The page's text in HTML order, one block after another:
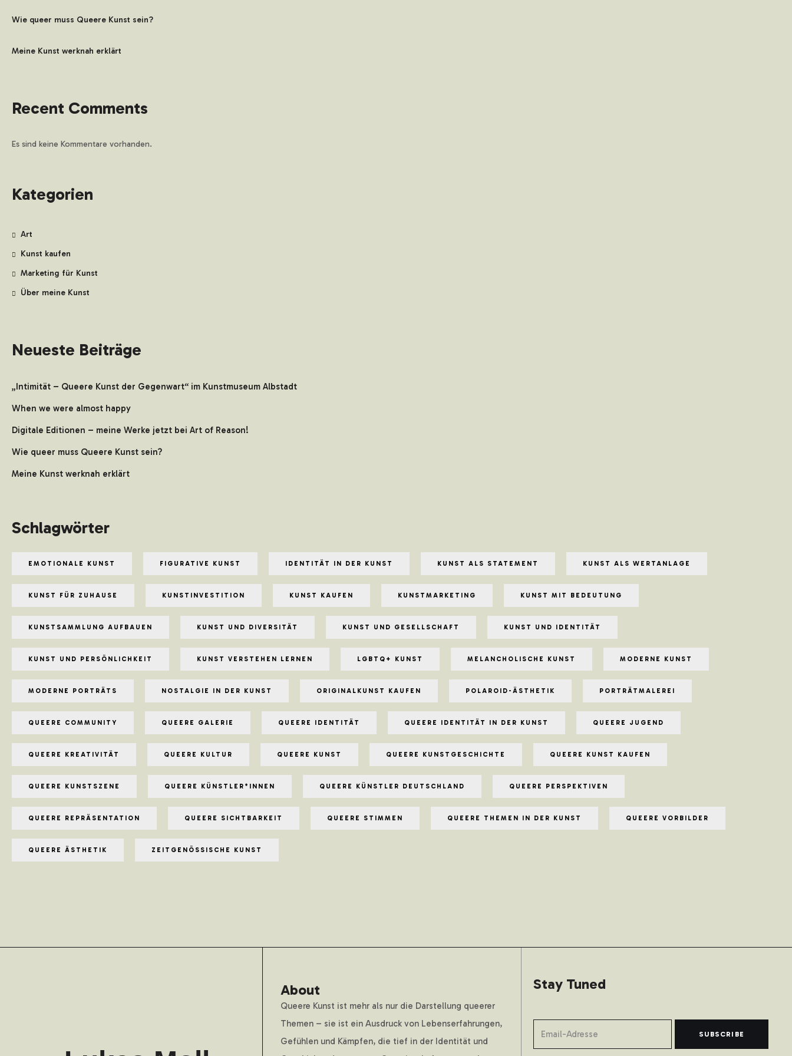
Wie queer muss Queere Kunst sein?
Meine Kunst werknah erklärt
Recent Comments
Es sind keine Kommentare vorhanden.
Kategorien
Art
Kunst kaufen
Marketing für Kunst
Über meine Kunst
Neueste Beiträge
„Intimität – Queere Kunst der Gegenwart“ im Kunstmuseum Albstadt
When we were almost happy
Digitale Editionen – meine Werke jetzt bei Art of Reason!
Wie queer muss Queere Kunst sein?
Meine Kunst werknah erklärt
Schlagwörter
EMOTIONALE KUNST FIGURATIVE KUNST IDENTITÄT IN DER KUNST KUNST ALS STATEMENT KUNST ALS WERTANLAGE
KUNST FÜR ZUHAUSE KUNSTINVESTITION KUNST KAUFEN KUNSTMARKETING KUNST MIT BEDEUTUNG
KUNSTSAMMLUNG AUFBAUEN KUNST UND DIVERSITÄT KUNST UND GESELLSCHAFT KUNST UND IDENTITÄT
KUNST UND PERSÖNLICHKEIT KUNST VERSTEHEN LERNEN LGBTQ+ KUNST MELANCHOLISCHE KUNST MODERNE KUNST
MODERNE PORTRÄTS NOSTALGIE IN DER KUNST ORIGINALKUNST KAUFEN POLAROID-ÄSTHETIK PORTRÄTMALEREI
QUEERE COMMUNITY QUEERE GALERIE QUEERE IDENTITÄT QUEERE IDENTITÄT IN DER KUNST QUEERE JUGEND
QUEERE KREATIVITÄT QUEERE KULTUR QUEERE KUNST QUEERE KUNSTGESCHICHTE QUEERE KUNST KAUFEN
QUEERE KUNSTSZENE QUEERE KÜNSTLER*INNEN QUEERE KÜNSTLER DEUTSCHLAND QUEERE PERSPEKTIVEN
QUEERE REPRÄSENTATION QUEERE SICHTBARKEIT QUEERE STIMMEN QUEERE THEMEN IN DER KUNST QUEERE VORBILDER
QUEERE ÄSTHETIK ZEITGENÖSSISCHE KUNST
About
Queere Kunst ist mehr als nur die Darstellung queerer
Themen – sie ist ein Ausdruck von Lebenserfahrungen,
Gefühlen und Kämpfen, die tief in der Identität und
Stay Tuned
SUBSCRIBE